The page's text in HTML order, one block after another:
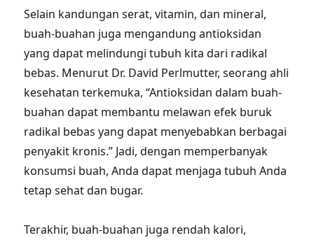
Selain kandungan serat, vitamin, dan mineral,
buah-buahan juga mengandung antioksidan
yang dapat melindungi tubuh kita dari radikal
bebas. Menurut Dr. David Perlmutter, seorang ahli
kesehatan terkemuka, “Antioksidan dalam buah-
buahan dapat membantu melawan efek buruk
radikal bebas yang dapat menyebabkan berbagai
penyakit kronis.” Jadi, dengan memperbanyak
konsumsi buah, Anda dapat menjaga tubuh Anda
tetap sehat dan bugar.
Terakhir, buah-buahan juga rendah kalori,